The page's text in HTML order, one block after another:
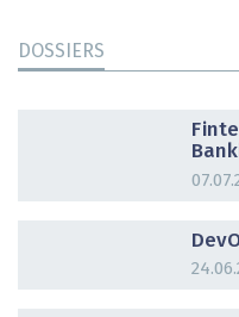
DOSSIERS